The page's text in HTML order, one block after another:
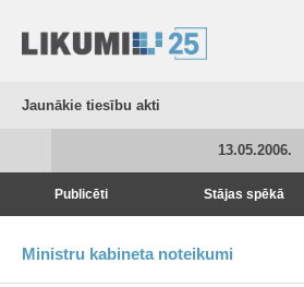
Jaunākie tiesību akti
13.05.2006.
Publicēti Stājas spēkā
Ministru kabineta noteikumi